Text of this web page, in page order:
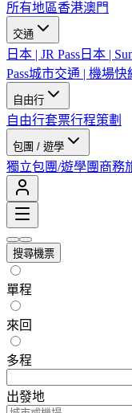
所有地區香港澳門
交通
日本 | JR Pass 日本 |
Pass城市交通 | 機場快
自由行
自由行套票行程策劃
包團 / 遊學
獨立包團/遊學團 商務
搜尋機票
單程
來回
多程
出發地